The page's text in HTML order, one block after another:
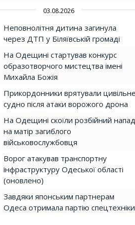
03.08.2026
Неповнолітня дитина загинула
через ДТП у Біляївській громаді
На Одещині стартував конкурс
образотворчого мистецтва імені
Михайла Божія
Прикордонники врятували
судно після атаки ворожого дрона
На Одещині скоїли розбійний напад
на матір загиблого
військовослужбовця
Ворог атакував транспортну
інфраструктуру Одеської області
(оновлено)
Завдяки японським партнерам
Одеса отримала партію спецтехніки